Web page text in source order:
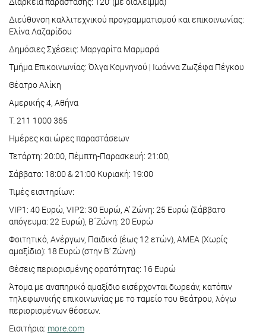
Διεύθυνση καλλιτεχνικού προγραμματισμού και επικοινωνίας:
Ελίνα Λαζαρίδου
Δημόσιες Σχέσεις: Μαργαρίτα Μαρμαρά
Τμήμα Επικοινωνίας: Όλγα Κομνηνού | Ιωάννα Ζωζέφα Πέγκου
Θέατρο Αλίκη
Αμερικής 4, Αθήνα
Τ. 211 1000 365
Ημέρες και ώρες παραστάσεων
Τετάρτη: 20:00, Πέμπτη-Παρασκευή: 21:00,
Σάββατο: 18:00 & 21:00 Κυριακή: 19:00
Τιμές εισιτηρίων:
VIP1: 40 Ευρώ, VIP2: 30 Ευρώ, Α' Ζώνη: 25 Ευρώ (Σάββατο
απόγευμα: 22 Ευρώ), Β΄Ζώνη: 20 Ευρώ
Φοιτητικό, Ανέργων, Παιδικό (έως 12 ετών), ΑΜΕΑ (Χωρίς
αμαξίδιο): 18 Ευρώ (στην Β' Ζώνη)
Θέσεις περιορισμένης ορατότητας: 16 Ευρώ
Άτομα με αναπηρικό αμαξίδιο εισέρχονται δωρεάν, κατόπιν
τηλεφωνικής επικοινωνίας με το ταμείο του θεάτρου, λόγω
περιορισμένων θέσεων.
Εισιτήρια: more.com